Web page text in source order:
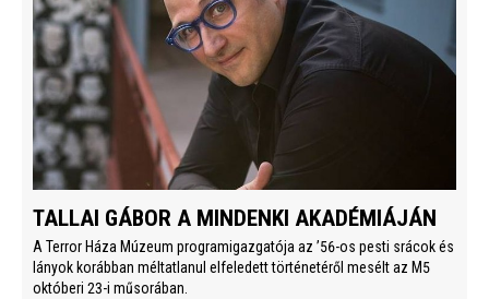
TALLAI GÁBOR A MINDENKI AKADÉMIÁJÁN
A Terror Háza Múzeum programigazgatója az ’56-os pesti srácok és
lányok korábban méltatlanul elfeledett történetéről mesélt az M5
októberi 23-i műsorában.